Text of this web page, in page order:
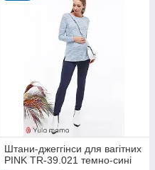
Штани-джеггінси для вагітних
PINK TR-39.021 темно-сині